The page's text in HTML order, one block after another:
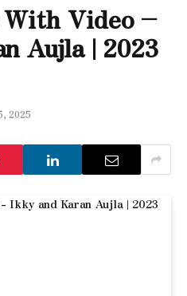
Video –
Aujla | 2023
2025